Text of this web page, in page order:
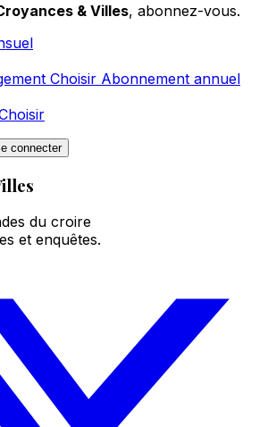
& Villes, abonnez-vous.
Choisir Abonnement annuel
connecter
du croire
et enquêtes.